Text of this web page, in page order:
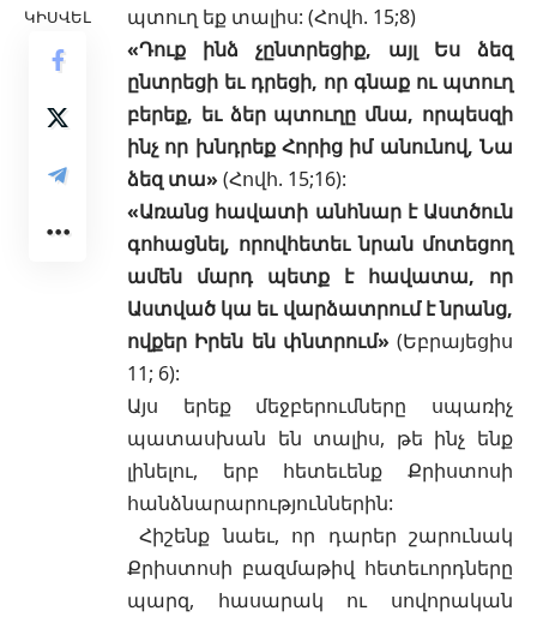
ԿԻՍՎԵԼ
պտուղ եք տալիս: (Հովհ. 15;8)
«Դուք ինձ չընտրեցիք, այլ Ես ձեզ
ընտրեցի եւ դրեցի, որ գնաք ու պտուղ
բերեք, եւ ձեր պտուղը մնա, որպեսզի
ինչ որ խնդրեք Հորից իմ անունով, Նա
ձեզ տա» (Հովհ. 15;16):
«Առանց հավատի անհնար է Աստծուն
գոհացնել, որովհետեւ նրան մոտեցող
ամեն մարդ պետք է հավատա, որ
Աստված կա եւ վարձատրում է նրանց,
ովքեր Իրեն են փնտրում» (Եբրայեցիս
11; 6):
Այս երեք մեջբերումները սպառիչ
պատասխան են տալիս, թե ինչ ենք
լինելու, երբ հետեւենք Քրիստոսի
հանձնարարություններին:
Հիշենք նաեւ, որ դարեր շարունակ
Քրիստոսի բազմաթիվ հետեւորդները
պարզ, հասարակ ու սովորական